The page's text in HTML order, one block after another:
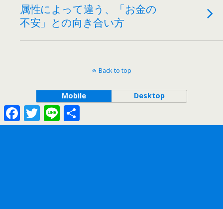
属性によって違う、「お金の
不安」との向き合い方
Back to top
Mobile Desktop
FacebookTwitter Line